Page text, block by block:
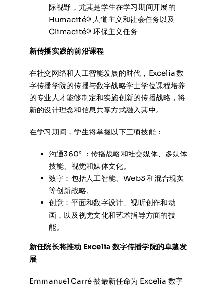
际视野，尤其是学生在学习期间开展的
Humacité© 人道主义和社会任务以及
Climacité© 环保主义任务
新传播实践的前沿课程
在社交网络和人工智能发展的时代，Excelia 数
字传播学院的传播与数字战略学士学位课程培养
的专业人才能够制定和实施创新的传播战略，将
新的设计理念和信息共享方式融入其中。
在学习期间，学生将掌握以下三项技能：
沟通360° ：传播战略和社交媒体、多媒体
技能、视觉和媒体文化。
数字：包括人工智能、Web3 和混合现实
等创新战略。
创意：平面和数字设计、视听创作和动
画，以及视觉文化和艺术指导方面的技
能。
新任院长将推动 Excelia 数字传播学院的卓越发
展
Emmanuel Carré 被最新任命为 Excelia 数字